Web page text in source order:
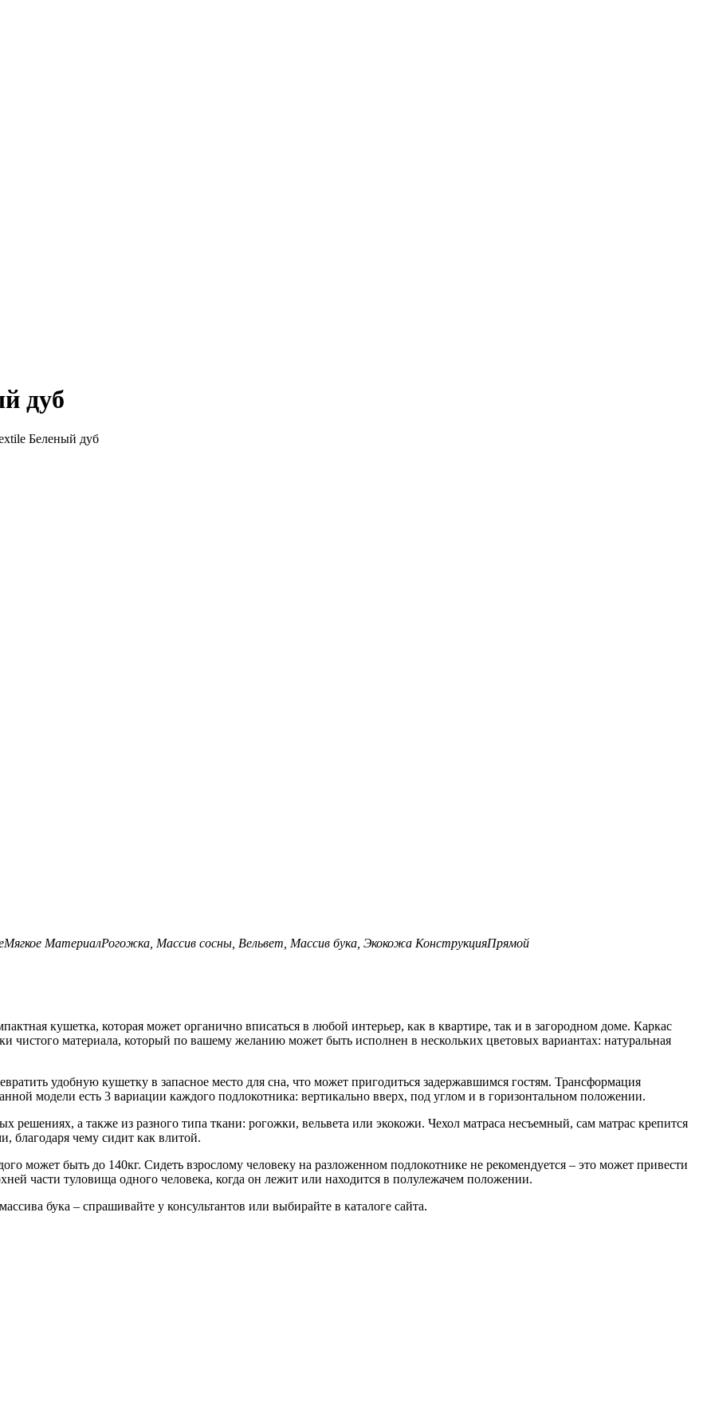
дуб
Беленый дуб
Мягкое МатериалРогожка, Массив сосны, Вельвет, Массив бука, Экокожа КонструкцияПрямой
кушетка, которая может органично вписаться в любой интерьер, как в квартире, так и в загородном доме. Каркас
чистого материала, который по вашему желанию может быть исполнен в нескольких цветовых вариантах: натуральная
удобную кушетку в запасное место для сна, что может пригодиться задержавшимся гостям. Трансформация
модели есть 3 вариации каждого подлокотника: вертикально вверх, под углом и в горизонтальном положении.
решениях, а также из разного типа ткани: рогожки, вельвета или экокожи. Чехол матраса несъемный, сам матрас крепится
благодаря чему сидит как влитой.
может быть до 140кг. Сидеть взрослому человеку на разложенном подлокотнике не рекомендуется – это может привести
части туловища одного человека, когда он лежит или находится в полулежачем положении.
бука – спрашивайте у консультантов или выбирайте в каталоге сайта.